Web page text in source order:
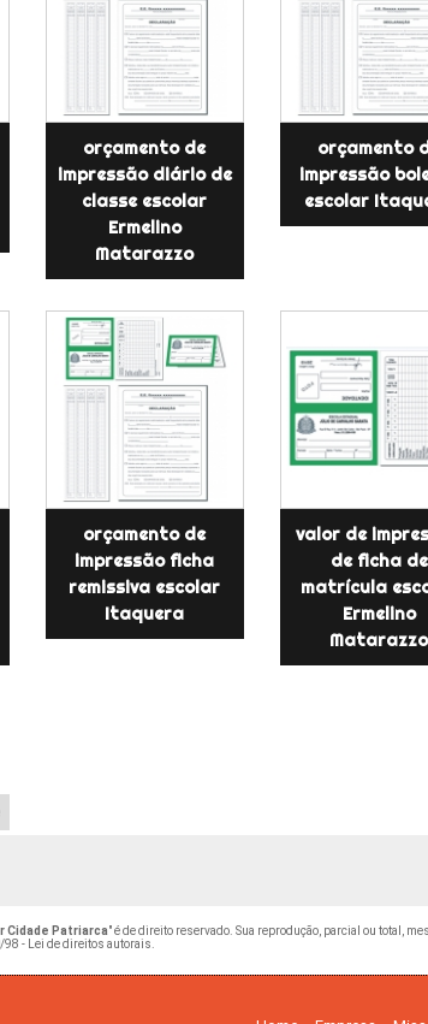
orçamento de
impressão diário de
classe escolar
Ermelino
Matarazzo
orçamento
impressão
escolar
orçamento de
impressão ficha
remissiva escolar
Itaquera
valor de
de ficha de
matrícula
Ermelino
Matarazzo
Cidade Patriarca" é de direito reservado. Sua reprodução, parcial ou total,
98 - Lei de direitos autorais